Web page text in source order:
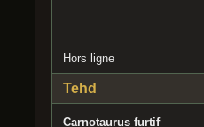
Hors ligne
Tehd
Carnotaurus furtif